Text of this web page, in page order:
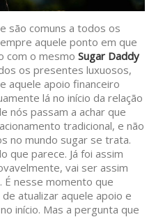
são comuns a todos os
aquele ponto em que
com o mesmo Sugar Daddy
os presentes luxuosos,
aquele apoio financeiro
lá no início da relação
nós passam a achar que
tradicional, e não
no mundo sugar se trata.
que parece. Já foi assim
vai ser assim
É nesse momento que
atualizar aquele apoio e
início. Mas a pergunta que